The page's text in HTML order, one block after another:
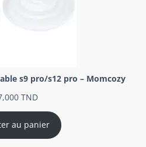
s9 pro/s12 pro – Momcozy
TND
au panier